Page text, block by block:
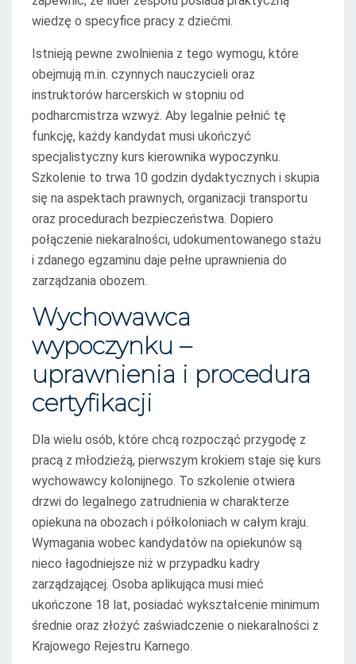
wiedzę o specyfice pracy z dziećmi.
Istnieją pewne zwolnienia z tego wymogu, które
obejmują m.in. czynnych nauczycieli oraz
instruktorów harcerskich w stopniu od
podharcmistrza wzwyż. Aby legalnie pełnić tę
funkcję, każdy kandydat musi ukończyć
specjalistyczny kurs kierownika wypoczynku.
Szkolenie to trwa 10 godzin dydaktycznych i skupia
się na aspektach prawnych, organizacji transportu
oraz procedurach bezpieczeństwa. Dopiero
połączenie niekaralności, udokumentowanego stażu
i zdanego egzaminu daje pełne uprawnienia do
zarządzania obozem.
Wychowawca
wypoczynku –
uprawnienia i procedura
certyfikacji
Dla wielu osób, które chcą rozpocząć przygodę z
pracą z młodzieżą, pierwszym krokiem staje się kurs
wychowawcy kolonijnego. To szkolenie otwiera
drzwi do legalnego zatrudnienia w charakterze
opiekuna na obozach i półkoloniach w całym kraju.
Wymagania wobec kandydatów na opiekunów są
nieco łagodniejsze niż w przypadku kadry
zarządzającej. Osoba aplikująca musi mieć
ukończone 18 lat, posiadać wykształcenie minimum
średnie oraz złożyć zaświadczenie o niekaralności z
Krajowego Rejestru Karnego.